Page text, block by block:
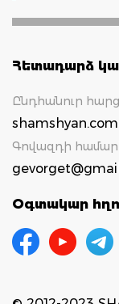
Հետադարձ
Ընդհանուր
Գովազդի համար`
Օգտակար